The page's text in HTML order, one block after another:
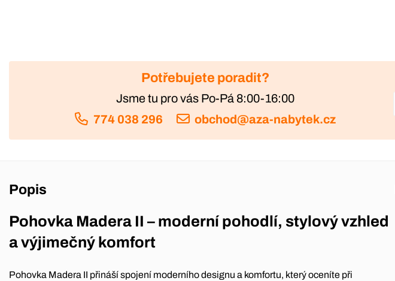
Potřebujete poradit?
Jsme tu pro vás Po-Pá 8:00-16:00
774 038 296
obchod@aza-nabytek.cz
Popis
Pohovka Madera II – moderní pohodlí, stylový vzhled
a výjimečný komfort
Pohovka Madera II přináší spojení moderního designu a komfortu, který oceníte při